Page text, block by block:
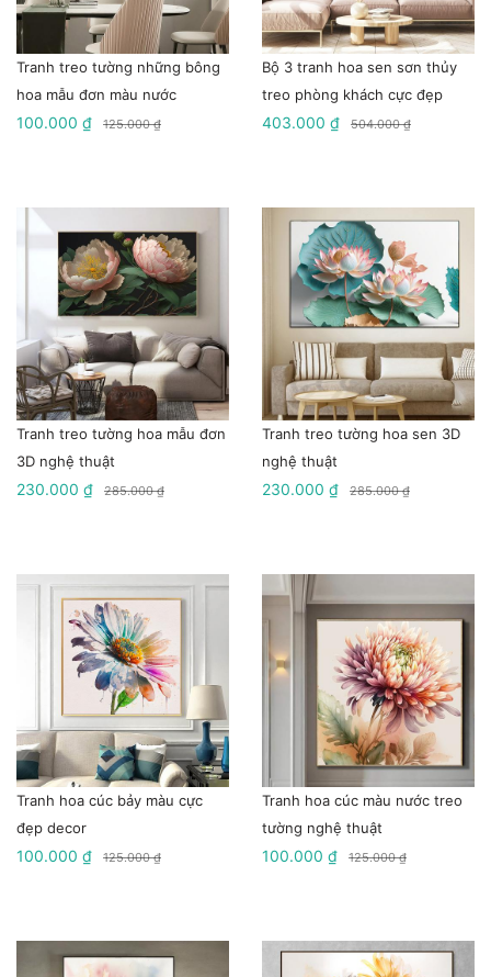
Tranh treo tường những bông
hoa mẫu đơn màu nước
100.000 ₫ 125.000 ₫
Bộ 3 tranh hoa sen sơn thủy
treo phòng khách cực đẹp
403.000 ₫ 504.000 ₫
Tranh treo tường hoa mẫu đơn
3D nghệ thuật
230.000 ₫ 285.000 ₫
Tranh treo tường hoa sen 3D
nghệ thuật
230.000 ₫ 285.000 ₫
Tranh hoa cúc bảy màu cực
đẹp decor
100.000 ₫ 125.000 ₫
Tranh hoa cúc màu nước treo
tường nghệ thuật
100.000 ₫ 125.000 ₫